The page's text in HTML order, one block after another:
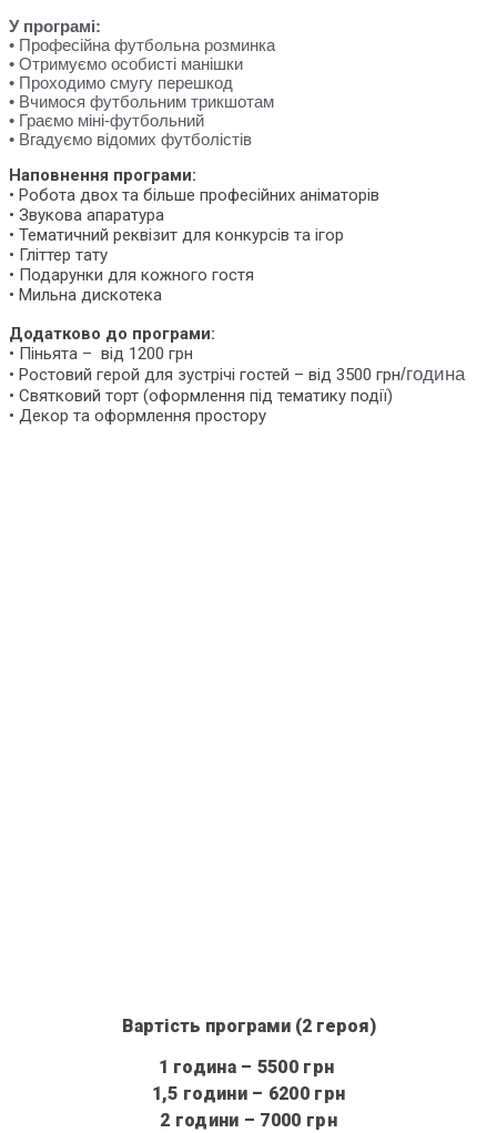
У програмі:
• Професійна футбольна розминка
• Отримуємо особисті манішки
• Проходимо смугу перешкод
• Вчимося футбольним трикшотам
• Граємо міні-футбольний
• Вгадуємо відомих футболістів
Наповнення програми:
• Робота двох та більше професійних аніматорів
• Звукова апаратура
• Тематичний реквізит для конкурсів та ігор
• Гліттер тату
• Подарунки для кожного гостя
• Мильна дискотека
Додатково до програми:
• Піньята – від 1200 грн
• Ростовий герой для зустрічі гостей – від 3500 грн/година
• Святковий торт (оформлення під тематику події)
• Декор та оформлення простору
Вартість програми (2 героя)
1 година – 5500 грн
1,5 години– 6200 грн
2 години – 7000 грн